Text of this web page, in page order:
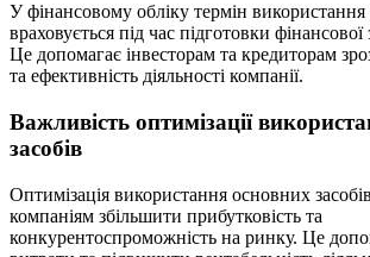
У фінансовому обліку термін використання
враховується під час підготовки фінансової
Це допомагає інвесторам та кредиторам
та ефективність діяльності компанії.
Важливість оптимізації
засобів
Оптимізація використання основних
компаніям збільшити прибутковість та
конкурентоспроможність на ринку. Це